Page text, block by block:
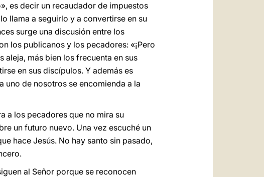
es decir un recaudador de impuestos
llama a seguirlo y a convertirse en su
surge una discusión entre los
los publicanos y los pecadores: «¡Pero
aleja, más bien los frecuenta en sus
en sus discípulos. Y además es
uno de nosotros se encomienda a la
a los pecadores que no mira su
un futuro nuevo. Una vez escuché un
hace Jesús. No hay santo sin pasado,
al Señor porque se reconocen